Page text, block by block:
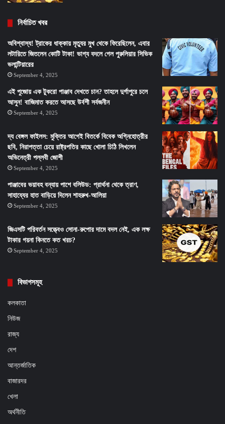
নির্বাচিত খবর
অবিশ্বাস্য! ট্রাকের ধাক্কায় মৃত্যুর মুখ থেকে ফিরেছিলেন, এবার
লটারিতে জিতলেন কোটি টাকা! ভাগ্য বদলে গেল পুরুলিয়ার সিভিক
ভলান্টিয়ারের
September 4, 2025
এই পুজোয় এক টুকরো পাঞ্জাব দেখতে চান? তাহলে দুর্গাপুরে চলে
আসুন! বাজিমাত করতে আসছে উর্বশী সর্বজনীন
September 4, 2025
দ্য বেঙ্গল ফাইলস: মুক্তির আগেই বিতর্কে বিবেক অগ্নিহোত্রীর
ছবি, নিরাপত্তা চেয়ে রাষ্ট্রপতির কাছে খোলা চিঠি লিখলেন
অভিনেত্রী পল্লবী জোশী
September 4, 2025
পাঞ্জাবের ভয়াবহ বন্যায় পাশে বলিউড: প্রার্থনা থেকে ত্রাণ,
সাহায্যের হাত বাড়িয়ে দিলেন শাহরুখ-আলিয়া
September 4, 2025
জিএসটি পরিবর্তন সত্ত্বেও সোনা-রুপোর দামে বদল নেই, এক লক্ষ
টাকার গয়না কিনতে কত খরচ?
September 4, 2025
বিভাগসমূহ
কলকাতা
নিউজ
রাজ্য
দেশ
আন্তর্জাতিক
বাজারদর
খেলা
অর্থনীতি